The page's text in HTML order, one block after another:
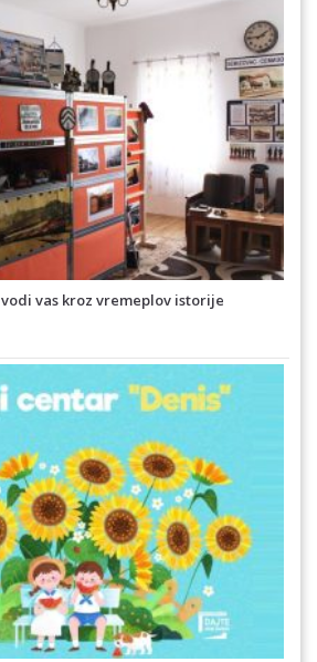
vas kroz vremeplov istorije